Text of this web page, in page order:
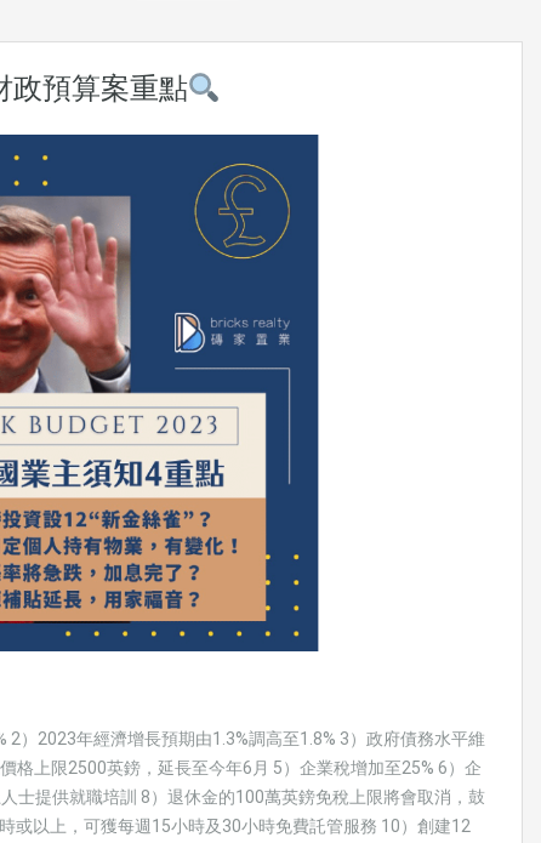
政預算案重點
）2023年經濟增長預期由1.3%調高至1.8% 3）政府債務水平維
格上限2500英鎊，延長至今年6月 5）企業稅增加至25% 6）企
士提供就職培訓 8）退休金的100萬英鎊免稅上限將會取消，鼓
或以上，可獲每週15小時及30小時免費託管服務 10）創建12